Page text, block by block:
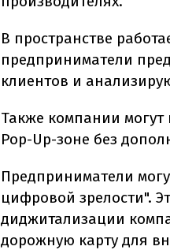
В пространстве
предприниматели
клиентов и
Также компании
Pop-Up-зоне без
Предприниматели
цифровой зрелости".
диджитализации
дорожную карту для